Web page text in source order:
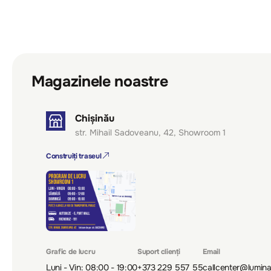
Magazinele noastre
Chișinău
str. Mihail Sadoveanu, 42, Showroom 1
Construiți traseul
Grafic de lucru
Luni - Vin: 08:00 - 19:00
Suport clienți
+373 229 557 55
Email